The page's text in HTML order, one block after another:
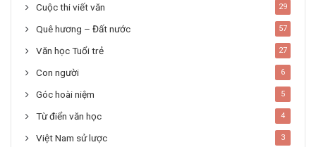
Cuộc thi viết văn 29
Quê hương – Đất nước 57
Văn học Tuổi trẻ 27
Con người 6
Góc hoài niệm 5
Từ điển văn học 4
Việt Nam sử lược 3